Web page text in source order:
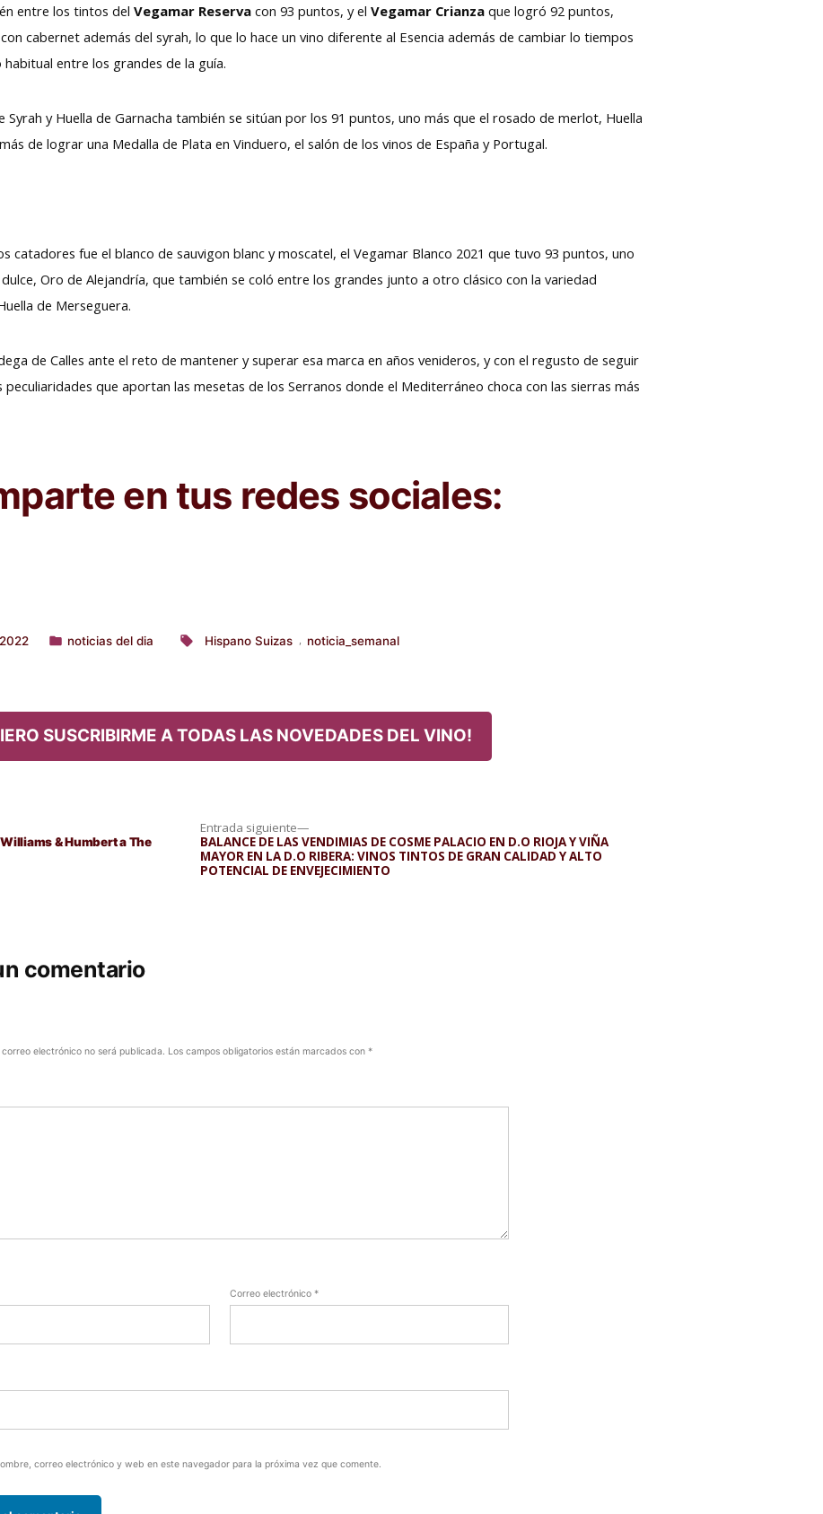
entre los tintos delVegamar Reserva con 93 puntos, y elVegamar Crianza que logró 92 puntos,
cabernet además del syrah, lo que lo hace un vino diferente al Esencia además de cambiar lo tiempos
entre los grandes de la guía.
y Huella de Garnacha también se sitúan por los 91 puntos, uno más que el rosado de merlot, Huella
de lograr una Medalla de Plata en Vinduero, el salón de los vinos de España y Portugal.
catadores fue el blanco de sauvigon blanc y moscatel, el Vegamar Blanco 2021 que tuvo 93 puntos, uno
Oro de Alejandría, que también se coló entre los grandes junto a otro clásico con la variedad
de Merseguera.
de Calles ante el reto de mantener y superar esa marca en años venideros, y con el regusto de seguir
que aportan las mesetas de los Serranos donde el Mediterráneo choca con las sierras más
en tus redes sociales:
Publicado
noticias del dia
Etiquetas:
Hispano Suizas , noticia_semanal
SUSCRIBIRME A TODAS LAS NOVEDADES DEL VINO!
& Humbert a The
Entrada siguiente
Entrada
siguiente:
BALANCE DE LAS VENDIMIAS DE COSME PALACIO EN D.O RIOJA Y VIÑA
MAYOR EN LA D.O RIBERA: VINOS TINTOS DE GRAN CALIDAD Y ALTO
POTENCIAL DE ENVEJECIMIENTO
comentario
electrónico no será publicada. Los campos obligatorios están marcados con *
Correo electrónico *
correo electrónico y web en este navegador para la próxima vez que comente.